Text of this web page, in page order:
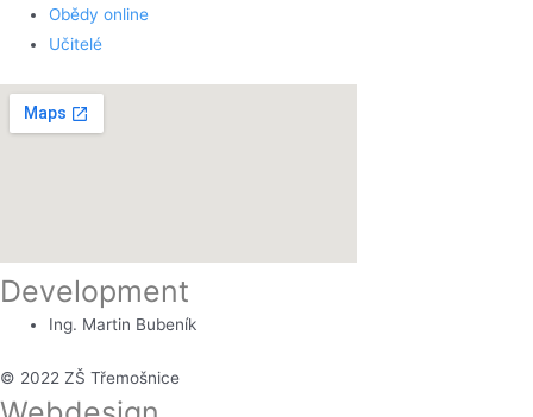
Obědy online
Učitelé
Development
Ing. Martin Bubeník
© 2022 ZŠ Třemošnice